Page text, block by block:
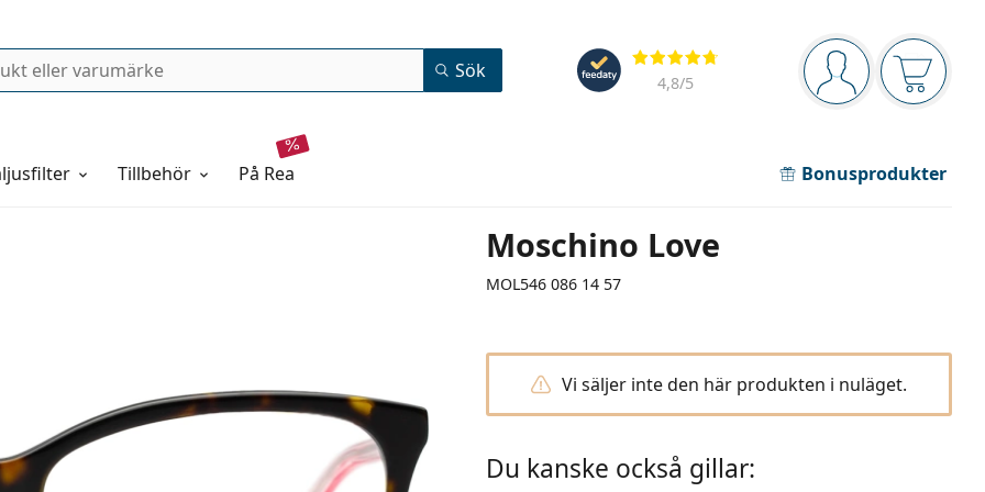
Navigeringsmeny
Du är inloggad
Recensioner
4,8/5
Sök
Tillbehör på rea Bonusprodukter
Moschino Love
MOL546 086 14 57
Vi säljer inte den här produkten i nuläget.
Du kanske också gillar: